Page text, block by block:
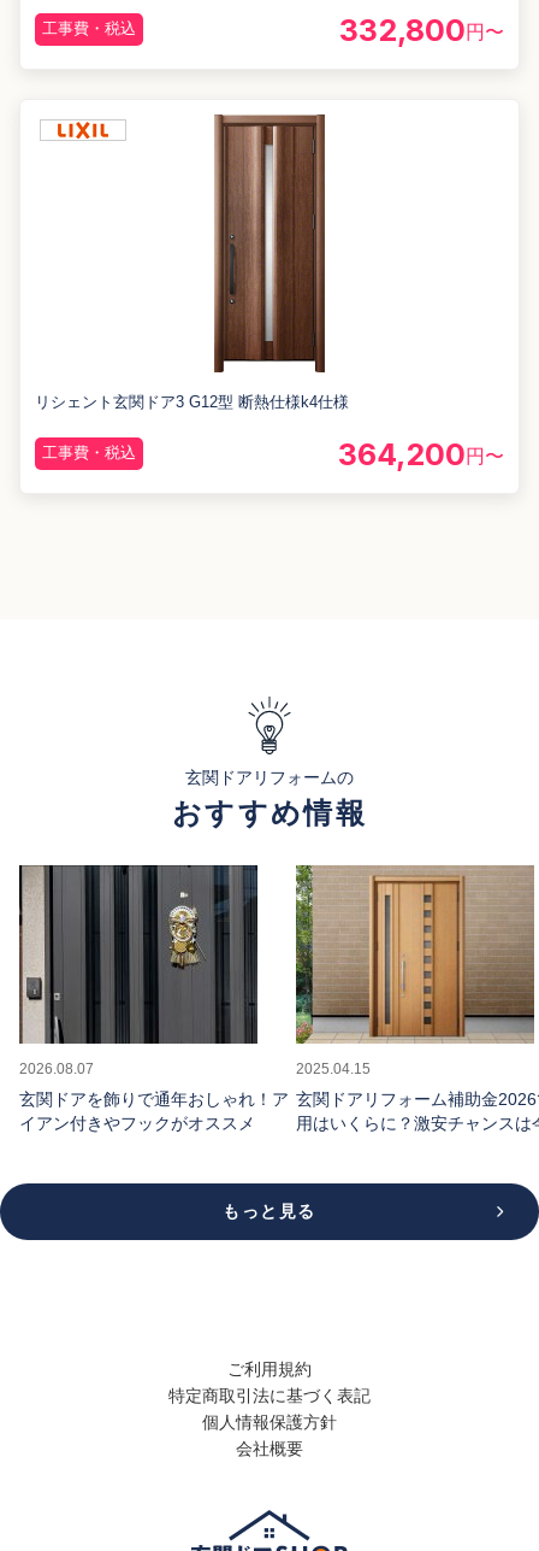
工事費・税込 332,800円〜
リシェント玄関ドア3 G12型 断熱仕様k4仕様
工事費・税込 364,200円〜
玄関ドアリフォームの
おすすめ情報
2026.08.07
玄関ドアを飾りで通年おしゃれ！ア
イアン付きやフックがオススメ
2025.04.15
玄関ドアリフォーム補助金
用はいくらに？激安チャンスは
もっと見る
ご利用規約
特定商取引法に基づく表記
個人情報保護方針
会社概要